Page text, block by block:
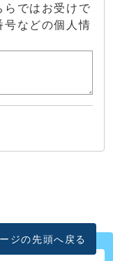
らではお受けで
号などの個人情
ジの先頭へ戻る